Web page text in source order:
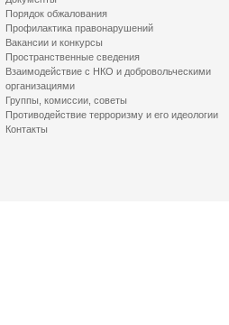
Порядок обжалования
Профилактика правонарушений
Вакансии и конкурсы
Пространственные сведения
Взаимодействие с НКО и добровольческими
организациями
Группы, комиссии, советы
Противодействие терроризму и его идеологии
Контакты